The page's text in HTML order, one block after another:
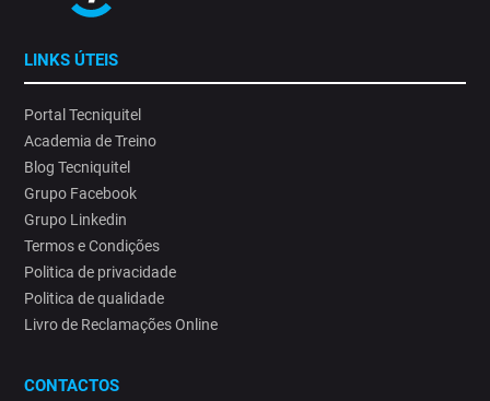
LINKS ÚTEIS
Portal Tecniquitel
Academia de Treino
Blog Tecniquitel
Grupo Facebook
Grupo Linkedin
Termos e Condições
Politica de privacidade
Politica de qualidade
Livro de Reclamações Online
CONTACTOS